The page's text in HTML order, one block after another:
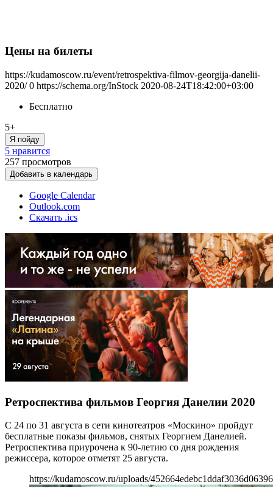
Цены на билеты
https://kudamoscow.ru/event/retrospektiva-filmov-georgija-danelii-
2020/ 0 https://schema.org/InStock 2020-08-24T18:42:00+03:00
Бесплатно
5+
Я пойду
5 нравится
257 просмотров
Добавить в календарь
Google Calendar
Outlook.com
Скачать .ics
Ретроспектива фильмов Георгия Данелии 2020
С 24 по 31 августа в сети кинотеатров «Москино» пройдут
бесплатные показы фильмов, снятых Георгием Данелией.
Ретроспектива приурочена к 90-летию со дня рождения
режиссера, которое отметят 25 августа.
https://kudamoscow.ru/uploads/